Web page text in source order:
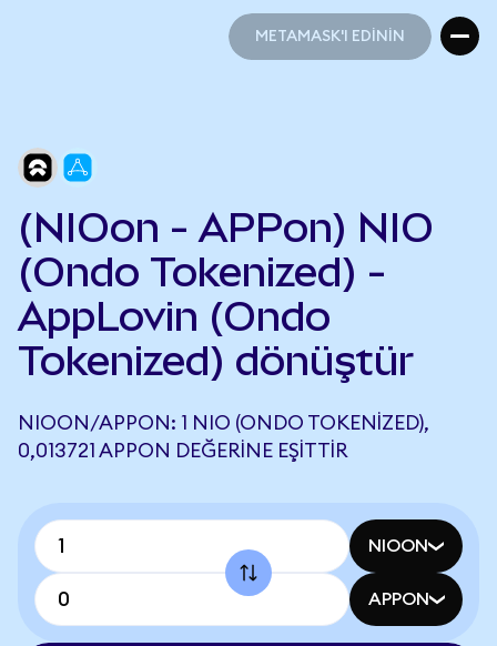
METAMASK'I EDİNİN
(NIOon - APPon) NIO
(Ondo Tokenized) -
AppLovin (Ondo
Tokenized) dönüştür
NIOON/APPON: 1 NIO (ONDO TOKENIZED),
0,013721 APPON DEĞERINE EŞITTIR
NIOON
APPON